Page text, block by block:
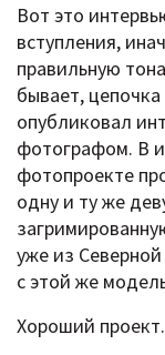
Вот это
вступления,
правильную
бывает,
опубликовал
фотографом. В
фотопроекте
одну и ту же
уже из
с этой же
Хороший проект.